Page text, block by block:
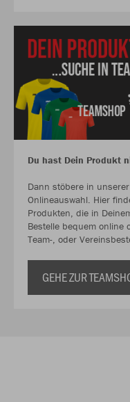
Du hast Dein Produkt
Dann stöbere in
Onlineauswahl. Hier
Produkten, die in
Bestelle bequem online
Team-, oder
GEHE ZUR